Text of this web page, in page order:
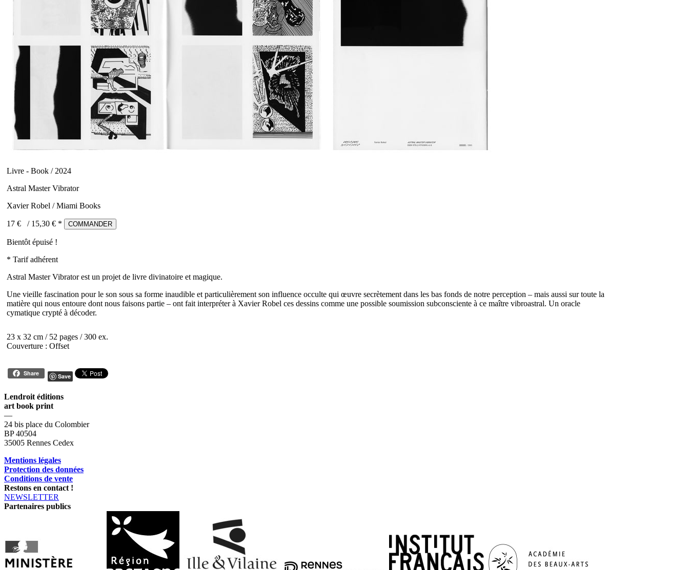
Livre - Book / 2024
Astral Master Vibrator
Xavier Robel / Miami Books
17 € / 15,30 € * COMMANDER
Bientôt épuisé !
* Tarif adhérent
Astral Master Vibrator est un projet de livre divinatoire et magique.
Une vieille fascination pour le son sous sa forme inaudible et particulièrement son influence occulte qui œuvre secrètement dans les bas fonds de notre perception – mais aussi sur toute la
matière qui nous entoure dont nous faisons partie – ont fait interpréter à Xavier Robel ces dessins comme une possible soumission subconsciente à ce maître vibroastral. Un oracle
cymatique crypté à décoder.
23 x 32 cm / 52 pages / 300 ex.
Couverture : Offset
Share Save
Lendroit éditions
art book print
—
24 bis place du Colombier
BP 40504
35005 Rennes Cedex
Mentions légales
Protection des données
Conditions de vente
Restons en contact !
NEWSLETTER
Partenaires publics